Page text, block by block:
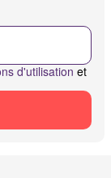
d'utilisation et